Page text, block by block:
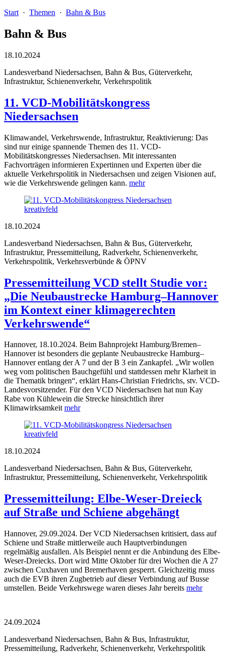
Start · Themen · Bahn & Bus
Bahn & Bus
18.10.2024
Landesverband Niedersachsen, Bahn & Bus, Güterverkehr,
Infrastruktur, Schienenverkehr, Verkehrspolitik
11. VCD-Mobilitätskongress
Niedersachsen
Klimawandel, Verkehrswende, Infrastruktur, Reaktivierung: Das
sind nur einige spannende Themen des 11. VCD-
Mobilitätskongresses Niedersachsen. Mit interessanten
Fachvorträgen informieren Expertinnen und Experten über die
aktuelle Verkehrspolitik in Niedersachsen und zeigen Visionen auf,
wie die Verkehrswende gelingen kann. mehr
kreativfeld
18.10.2024
Landesverband Niedersachsen, Bahn & Bus, Güterverkehr,
Infrastruktur, Pressemitteilung, Radverkehr, Schienenverkehr,
Verkehrspolitik, Verkehrsverbünde & ÖPNV
Pressemitteilung VCD stellt Studie vor:
„Die Neubaustrecke Hamburg–Hannover
im Kontext einer klimagerechten
Verkehrswende“
Hannover, 18.10.2024. Beim Bahnprojekt Hamburg/Bremen–
Hannover ist besonders die geplante Neubaustrecke Hamburg–
Hannover entlang der A 7 und der B 3 ein Zankapfel. „Wir wollen
weg vom politischen Bauchgefühl und stattdessen mehr Klarheit in
die Thematik bringen“, erklärt Hans-Christian Friedrichs, stv. VCD-
Landesvorsitzender. Für den VCD Niedersachsen hat nun Kay
Rabe von Kühlewein die Strecke hinsichtlich ihrer
Klimawirksamkeitmehr
kreativfeld
18.10.2024
Landesverband Niedersachsen, Bahn & Bus, Güterverkehr,
Infrastruktur, Pressemitteilung, Schienenverkehr, Verkehrspolitik
Pressemitteilung: Elbe-Weser-Dreieck
auf Straße und Schiene abgehängt
Hannover, 29.09.2024. Der VCD Niedersachsen kritisiert, dass auf
Schiene und Straße mittlerweile auch Hauptverbindungen
regelmäßig ausfallen. Als Beispiel nennt er die Anbindung des Elbe-
Weser-Dreiecks. Dort wird Mitte Oktober für drei Wochen die A 27
zwischen Cuxhaven und Bremerhaven gesperrt. Gleichzeitig muss
auch die EVB ihren Zugbetrieb auf dieser Verbindung auf Busse
umstellen. Beide Verkehrswege waren dieses Jahr bereits mehr
24.09.2024
Landesverband Niedersachsen, Bahn & Bus, Infrastruktur,
Pressemitteilung, Radverkehr, Schienenverkehr, Verkehrspolitik